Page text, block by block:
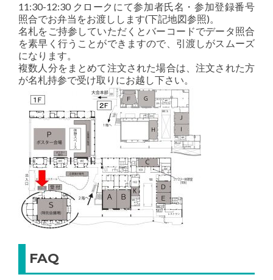
11:30-12:30 クロークにて参加者氏名・参加登録番号
照合でお弁当をお渡しします(下記地図参照)。
名札をご持参していただくとバーコードでデータ照合
を素早く行うことができますので、引渡しがスムーズ
になります。
複数人分をまとめて注文された場合は、注文された方
が名札持参で受け取りにお越し下さい。
FAQ